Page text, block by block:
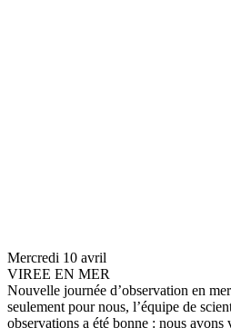
Mercredi 10 avril
VIREE EN MER
Nouvelle journée d’observation en
seulement pour nous, l’équipe de
observations a été bonne : nous